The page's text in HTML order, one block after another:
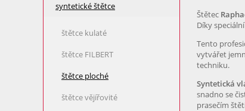
syntetické štětce
štětce kulaté
štětce FILBERT
štětce ploché
štětce vějířovité
Štětec
Díky
Tento
vytvářet
techniku.
Syntetická
snadno se
prasečím